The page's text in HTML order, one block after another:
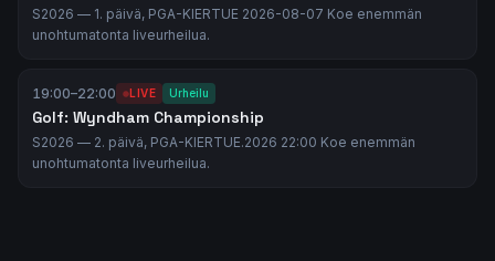
S2026 — 1. päivä, PGA-KIERTUE 2026-08-07 Koe enemmän
unohtumatonta liveurheilua.
19:00–22:00 LIVE Urheilu
Golf: Wyndham Championship
S2026 — 2. päivä, PGA-KIERTUE.2026 22:00 Koe enemmän
unohtumatonta liveurheilua.